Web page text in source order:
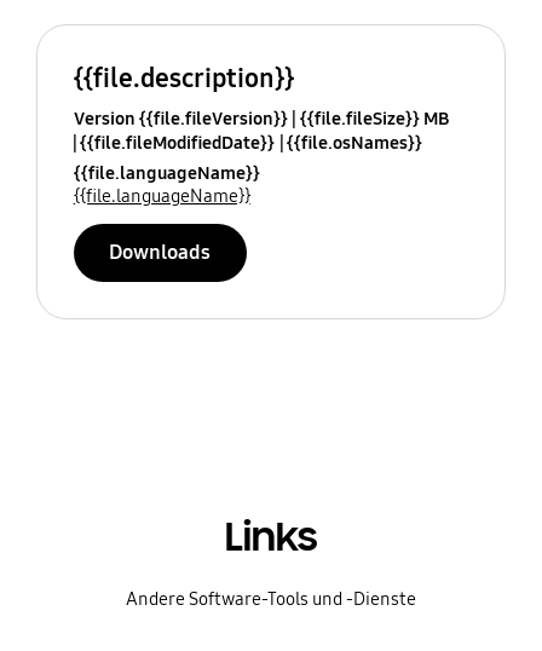
{{file.description}}
Version {{file.fileVersion}} {{file.fileSize}} MB
{{file.fileModifiedDate}} {{file.osNames}}
{{file.languageName}}
{{file.languageName}}
Downloads
Links
Andere Software-Tools und -Dienste